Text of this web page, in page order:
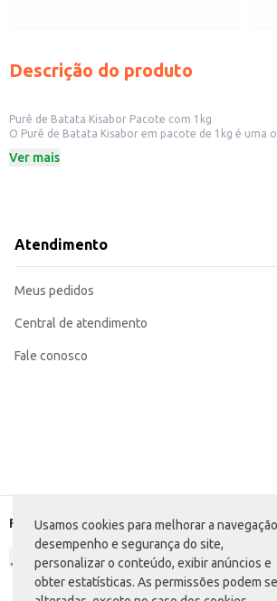
Usamos cookies para melhorar a
desempenho e segurança do site,
personalizar o conteúdo, exibir anúncios e
obter estatísticas. As permissões podem
Descrição do produto
Purê de Batata Kisabor Pacote com 1kg
O Purê de Batata Kisabor em pacote de 1kg é
Embalagem de 1kg.
Use como ingrediente em receitas de bolinhos,
Ideal para grandes quantidades, facilitando o
Ver mais
Atendimento
Meus pedidos
Central de atendimento
Fale conosco
Formas de pagamento